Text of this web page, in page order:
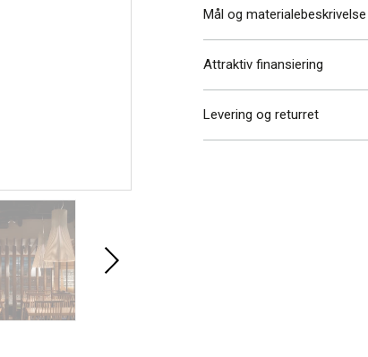
Mål og materialebeskrivelse
Højde
Diameter
Attraktiv finansiering
Levering og returret